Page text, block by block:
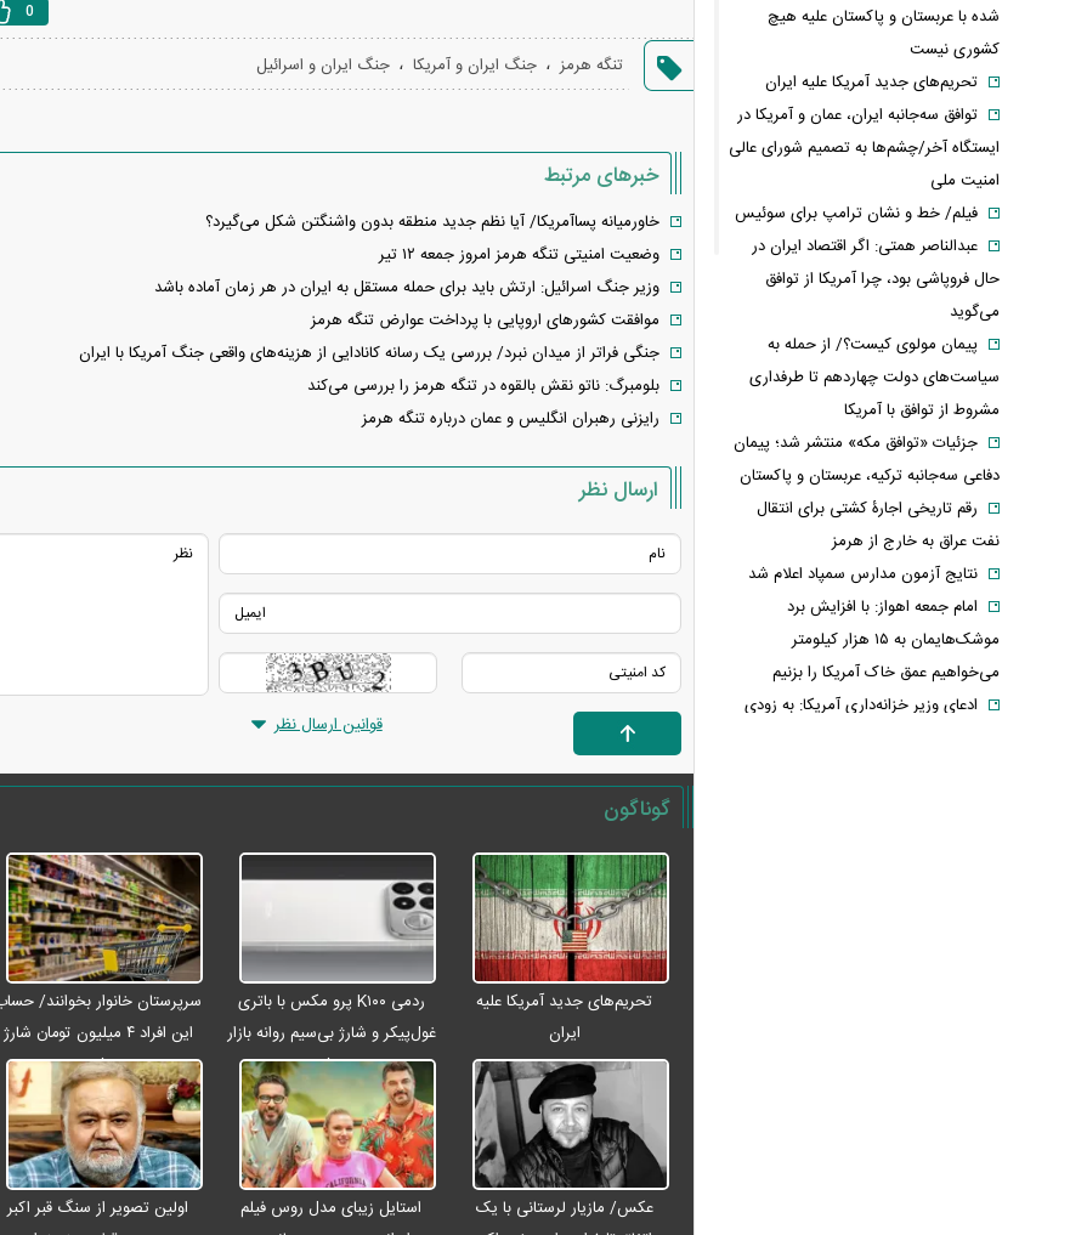
0
تنگه هرمز ، جنگ ایران و آمریکا ، جنگ ایران و اسرائیل
خبرهای مرتبط
خاورمیانه پساآمریکا/ آیا نظم جدید منطقه بدون واشنگتن شکل می‌گیرد؟
وضعیت امنیتی تنگه هرمز امروز جمعه ۱۲ تیر
وزیر جنگ اسرائیل: ارتش باید برای حمله مستقل به ایران در هر زمان آماده باشد
موافقت کشورهای اروپایی با پرداخت عوارض تنگه هرمز
جنگی فراتر از میدان نبرد/ بررسی یک رسانه کانادایی از هزینه‌های واقعی جنگ آمریکا با ایران
بلومبرگ: ناتو نقش بالقوه در تنگه هرمز را بررسی می‌کند
رایزنی رهبران انگلیس و عمان درباره تنگه هرمز
ارسال نظر
قوانین ارسال نظر
گوناگون
تحریم‌های جدید آمریکا علیه
ایران
ردمی K۱۰۰ پرو مکس با باتری
غول‌پیکر و شارژ بی‌سیم روانه بازار
می‌شود
سرپرستان خانوار بخوانند/
این افراد ۴ میلیون تومان شارژ
شد
عکس/ مازیار لرستانی با یک
استایل زیبای مدل روس فیلم
اولین تصویر از سنگ قبر اکبر
شده با عربستان و پاکستان علیه هیچ
کشوری نیست
تحریم‌های جدید آمریکا علیه ایران
توافق سه‌جانبه ایران، عمان و آمریکا در
ایستگاه آخر/چشم‌ها به تصمیم شورای عالی
امنیت ملی
فیلم/ خط و نشان ترامپ برای سوئیس
عبدالناصر همتی: اگر اقتصاد ایران در
حال فروپاشی بود، چرا آمریکا از توافق
می‌گوید
پیمان مولوی کیست؟/ از حمله به
سیاست‌های دولت چهاردهم تا طرفداری
مشروط از توافق با آمریکا
جزئیات «توافق مکه» منتشر شد؛ پیمان
دفاعی سه‌جانبه ترکیه، عربستان و پاکستان
رقم تاریخی اجارۀ کشتی برای انتقال
نفت عراق به خارج از هرمز
نتایج آزمون مدارس سمپاد اعلام شد
امام‌ جمعه اهواز: با افزایش برد
موشک‌هایمان به ۱۵ هزار کیلومتر
می‌خواهیم عمق خاک آمریکا را بزنیم
ادعای وزیر خزانه‌داری آمریکا: به زودی